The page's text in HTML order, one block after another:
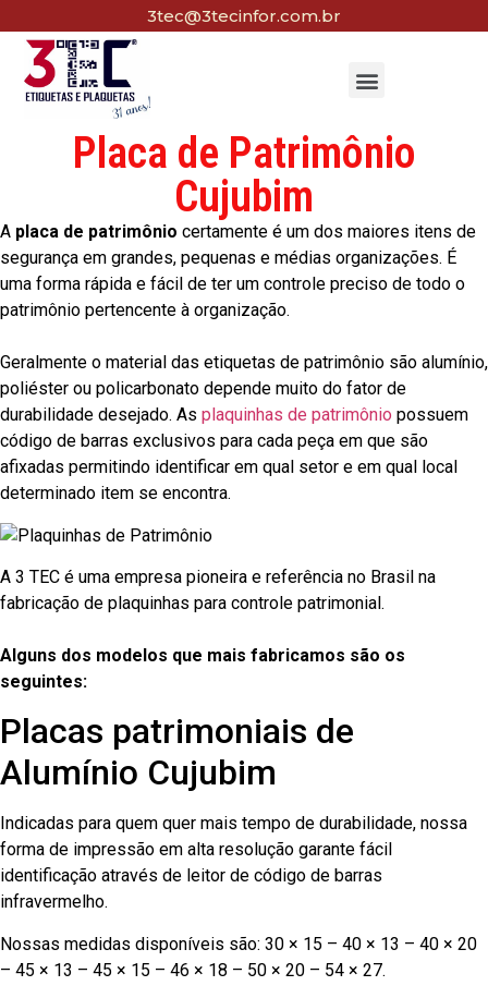
3tec@3tecinfor.com.br
Placa de Patrimônio
Cujubim
A placa de patrimônio certamente é um dos maiores itens de
segurança em grandes, pequenas e médias organizações. É
uma forma rápida e fácil de ter um controle preciso de todo o
patrimônio pertencente à organização.
Geralmente o material das etiquetas de patrimônio são alumínio,
poliéster ou policarbonato depende muito do fator de
durabilidade desejado. As plaquinhas de patrimônio possuem
código de barras exclusivos para cada peça em que são
afixadas permitindo identificar em qual setor e em qual local
determinado item se encontra.
A 3 TEC é uma empresa pioneira e referência no Brasil na
fabricação de plaquinhas para controle patrimonial.
Alguns dos modelos que mais fabricamos são os
seguintes:
Placas patrimoniais de
Alumínio Cujubim
Indicadas para quem quer mais tempo de durabilidade, nossa
forma de impressão em alta resolução garante fácil
identificação através de leitor de código de barras
infravermelho.
Nossas medidas disponíveis são: 30 × 15 – 40 × 13 – 40 × 20
– 45 × 13 – 45 × 15 – 46 × 18 – 50 × 20 – 54 × 27.